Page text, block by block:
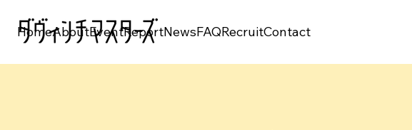
HomeAboutEventReportNewsFAQRecruitContact